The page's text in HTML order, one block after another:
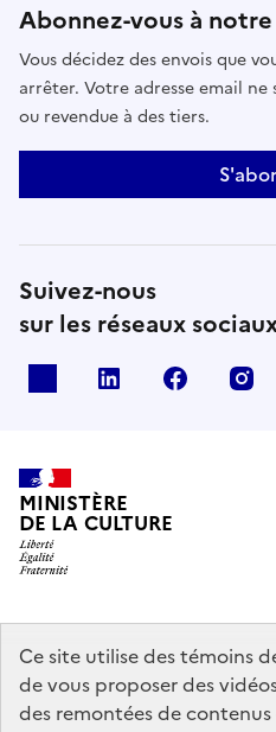
Ce site utilise des témoins
de vous proposer des
des remontées de
Abonnez-vous à
Vous décidez des envois que
arrêter. Votre adresse email
ou revendue à des tiers.
Suivez-nous
sur les réseaux
linkedin facebook
MINISTÈRE
DE LA CULTURE
data.gouv.fr
service-public.gouv.fr